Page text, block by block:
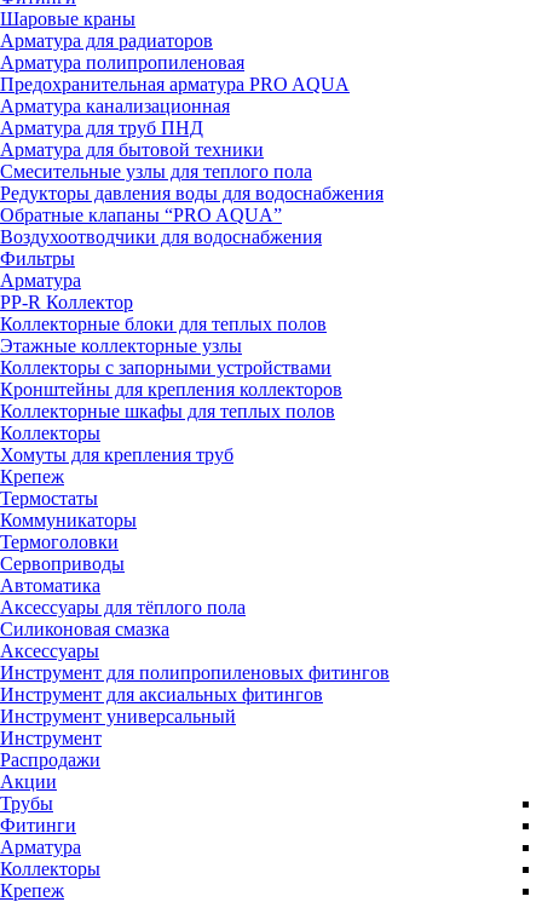
Шаровые краны
Арматура для радиаторов
Арматура полипропиленовая
Предохранительная арматура PRO AQUA
Арматура канализационная
Арматура для труб ПНД
Арматура для бытовой техники
Смесительные узлы для теплого пола
Редукторы давления воды для водоснабжения
Обратные клапаны “PRO AQUA”
Воздухоотводчики для водоснабжения
Фильтры
Арматура
PP-R Коллектор
Коллекторные блоки для теплых полов
Этажные коллекторные узлы
Коллекторы с запорными устройствами
Кронштейны для крепления коллекторов
Коллекторные шкафы для теплых полов
Коллекторы
Хомуты для крепления труб
Крепеж
Термостаты
Коммуникаторы
Термоголовки
Сервоприводы
Автоматика
Аксессуары для тёплого пола
Силиконовая смазка
Аксессуары
Инструмент для полипропиленовых фитингов
Инструмент для аксиальных фитингов
Инструмент универсальный
Инструмент
Распродажи
Акции
Трубы
Фитинги
Арматура
Коллекторы
Крепеж